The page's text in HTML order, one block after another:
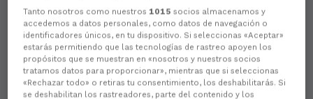
cirurxía ocular para paliar as secuelas
que padece no seu ollo esquerdo tras o
golpe que recibiu en setembro.
Tanto nosotros como nuestros 1015 socios almacenamos y
accedemos a datos personales, como datos de navegación o
identificadores únicos, en tu dispositivo. Si seleccionas «Aceptar»
estarás permitiendo que las tecnologías de rastreo apoyen los
propósitos que se muestran en «nosotros y nuestros socios
tratamos datos para proporcionar», mientras que si seleccionas
«Rechazar todo» o retiras tu consentimiento, los deshabilitarás. Si
se deshabilitan los rastreadores, parte del contenido y los